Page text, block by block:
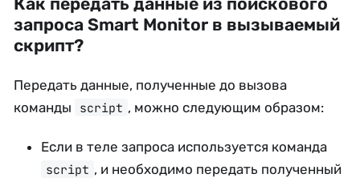
запроса Smart Monitor в вызываемый
скрипт?
Передать данные, полученные до вызова
команды
script , можно следующим образом:
Если в теле запроса используется команда
script , и необходимо передать полученный